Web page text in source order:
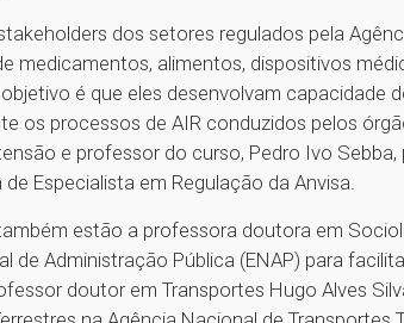
dos setores regulados pela
medicamentos, alimentos, dispositivos
é que eles desenvolvam capacidade
os processos de AIR conduzidos pelos
e professor do curso, Pedro Ivo
Especialista em Regulação da Anvisa.
estão a professora doutora em
de Administração Pública (ENAP) para
doutor em Transportes Hugo Alves